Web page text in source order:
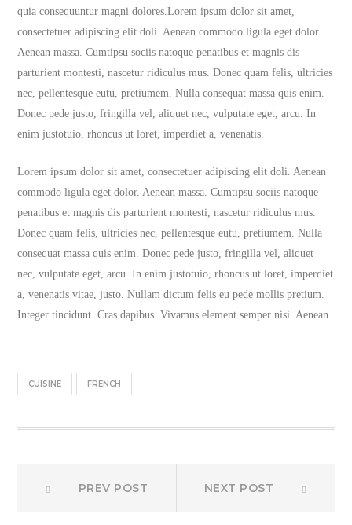
quia consequuntur magni dolores.Lorem ipsum dolor sit amet,
consectetuer adipiscing elit doli. Aenean commodo ligula eget dolor.
Aenean massa. Cumtipsu sociis natoque penatibus et magnis dis
parturient montesti, nascetur ridiculus mus. Donec quam felis, ultricies
nec, pellentesque eutu, pretiumem. Nulla consequat massa quis enim.
Donec pede justo, fringilla vel, aliquet nec, vulputate eget, arcu. In
enim justotuio, rhoncus ut loret, imperdiet a, venenatis.
Lorem ipsum dolor sit amet, consectetuer adipiscing elit doli. Aenean
commodo ligula eget dolor. Aenean massa. Cumtipsu sociis natoque
penatibus et magnis dis parturient montesti, nascetur ridiculus mus.
Donec quam felis, ultricies nec, pellentesque eutu, pretiumem. Nulla
consequat massa quis enim. Donec pede justo, fringilla vel, aliquet
nec, vulputate eget, arcu. In enim justotuio, rhoncus ut loret, imperdiet
a, venenatis vitae, justo. Nullam dictum felis eu pede mollis pretium.
Integer tincidunt. Cras dapibus. Vivamus element semper nisi. Aenean
CUISINE FRENCH
Post
PREV POST NEXT POST